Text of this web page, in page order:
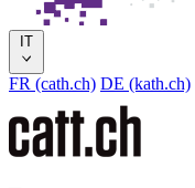
IT
FR (cath.ch) DE (kath.ch)